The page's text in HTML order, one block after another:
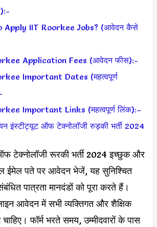
Apply IIT Roorkee Jobs? (आवेदन कैसे
Application Fees (आवेदन फीस):-
Important Dates (महत्वपूर्ण
Important Links (महत्वपूर्ण लिंक):–
इंस्टीट्यूट ऑफ टेक्नोलॉजी रुड़की भर्ती 2024
टेक्नोलॉजी रूरकी भर्ती 2024 इच्छुक और
ईमेल पते पर आवेदन भेजें, यह सुनिश्चित
पात्रता मानदंडों को पूरा करते हैं।
आवेदन में सभी व्यक्तिगत और शैक्षिक
फॉर्म भरते समय, उम्मीदवारों के पास